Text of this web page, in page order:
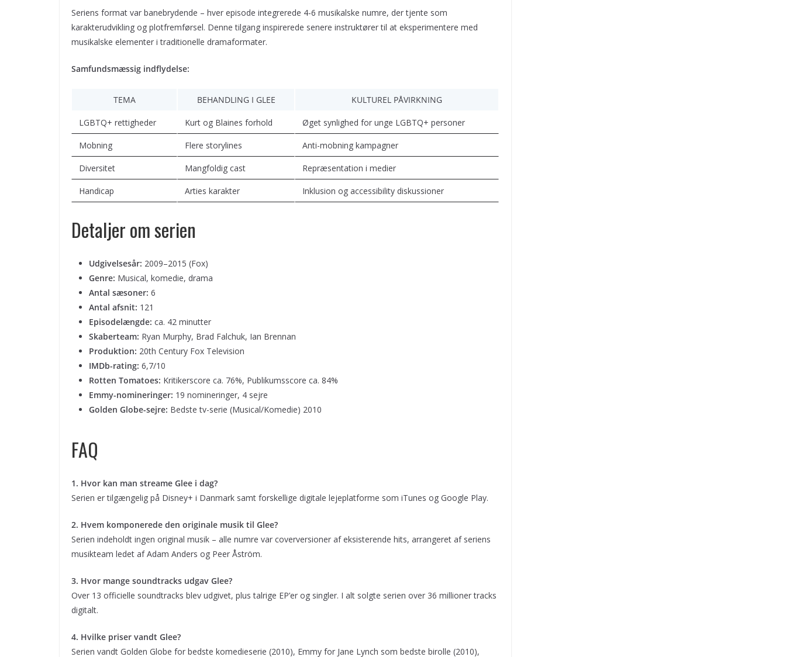
Seriens format var banebrydende – hver episode integrerede 4-6 musikalske numre, der tjente som
karakterudvikling og plotfremførsel. Denne tilgang inspirerede senere instruktører til at eksperimentere med
musikalske elementer i traditionelle dramaformater.
Samfundsmæssig indflydelse:
TEMA BEHANDLING I GLEE KULTUREL PÅVIRKNING
LGBTQ+ rettigheder Kurt og Blaines forhold Øget synlighed for unge LGBTQ+ personer
Mobning Flere storylines Anti-mobning kampagner
Diversitet Mangfoldig cast Repræsentation i medier
Handicap Arties karakter Inklusion og accessibility diskussioner
Detaljer om serien
Udgivelsesår: 2009–2015 (Fox)
Genre: Musical, komedie, drama
Antal sæsoner: 6
Antal afsnit: 121
Episodelængde: ca. 42 minutter
Skaberteam: Ryan Murphy, Brad Falchuk, Ian Brennan
Produktion: 20th Century Fox Television
IMDb-rating: 6,7/10
Rotten Tomatoes: Kritikerscore ca. 76%, Publikumsscore ca. 84%
Emmy-nomineringer: 19 nomineringer, 4 sejre
Golden Globe-sejre: Bedste tv-serie (Musical/Komedie) 2010
FAQ
1. Hvor kan man streame Glee i dag?
Serien er tilgængelig på Disney+ i Danmark samt forskellige digitale lejeplatforme som iTunes og Google Play.
2. Hvem komponerede den originale musik til Glee?
Serien indeholdt ingen original musik – alle numre var coverversioner af eksisterende hits, arrangeret af seriens
musikteam ledet af Adam Anders og Peer Åström.
3. Hvor mange soundtracks udgav Glee?
Over 13 officielle soundtracks blev udgivet, plus talrige EP’er og singler. I alt solgte serien over 36 millioner tracks
digitalt.
4. Hvilke priser vandt Glee?
Serien vandt Golden Globe for bedste komedieserie (2010), Emmy for Jane Lynch som bedste birolle (2010),